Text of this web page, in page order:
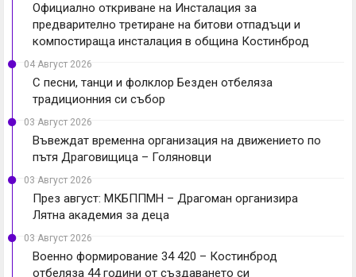
Официално откриване на Инсталация за
предварително третиране на битови отпадъци и
компостираща инсталация в община Костинброд
04 Август 2026
С песни, танци и фолклор Безден отбеляза
традиционния си събор
03 Август 2026
Въвеждат временна организация на движението по
пътя Драговищица – Голяновци
03 Август 2026
През август: МКБППМН – Драгоман организира
Лятна академия за деца
03 Август 2026
Военно формирование 34 420 – Костинброд
отбеляза 44 години от създаването си